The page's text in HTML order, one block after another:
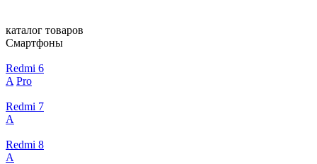
каталог товаров
Смартфоны
Redmi 6
A Pro
Redmi 7
A
Redmi 8
A